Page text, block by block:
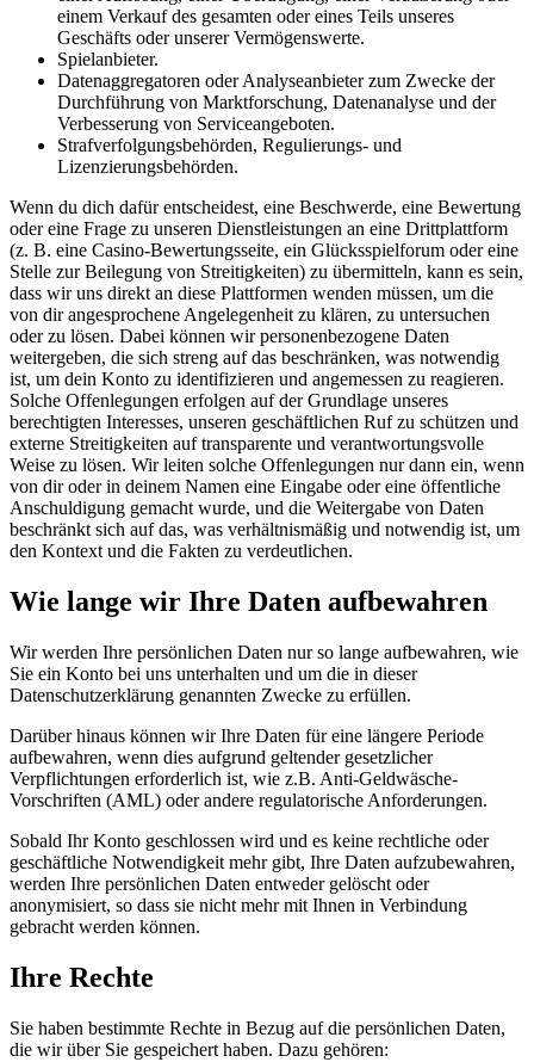
einem Verkauf des gesamten oder eines Teils unseres
Geschäfts oder unserer Vermögenswerte.
Spielanbieter.
Datenaggregatoren oder Analyseanbieter zum Zwecke der
Durchführung von Marktforschung, Datenanalyse und der
Verbesserung von Serviceangeboten.
Strafverfolgungsbehörden, Regulierungs- und
Lizenzierungsbehörden.
Wenn du dich dafür entscheidest, eine Beschwerde, eine Bewertung
oder eine Frage zu unseren Dienstleistungen an eine Drittplattform
(z. B. eine Casino-Bewertungsseite, ein Glücksspielforum oder eine
Stelle zur Beilegung von Streitigkeiten) zu übermitteln, kann es sein,
dass wir uns direkt an diese Plattformen wenden müssen, um die
von dir angesprochene Angelegenheit zu klären, zu untersuchen
oder zu lösen. Dabei können wir personenbezogene Daten
weitergeben, die sich streng auf das beschränken, was notwendig
ist, um dein Konto zu identifizieren und angemessen zu reagieren.
Solche Offenlegungen erfolgen auf der Grundlage unseres
berechtigten Interesses, unseren geschäftlichen Ruf zu schützen und
externe Streitigkeiten auf transparente und verantwortungsvolle
Weise zu lösen. Wir leiten solche Offenlegungen nur dann ein, wenn
von dir oder in deinem Namen eine Eingabe oder eine öffentliche
Anschuldigung gemacht wurde, und die Weitergabe von Daten
beschränkt sich auf das, was verhältnismäßig und notwendig ist, um
den Kontext und die Fakten zu verdeutlichen.
Wie lange wir Ihre Daten aufbewahren
Wir werden Ihre persönlichen Daten nur so lange aufbewahren, wie
Sie ein Konto bei uns unterhalten und um die in dieser
Datenschutzerklärung genannten Zwecke zu erfüllen.
Darüber hinaus können wir Ihre Daten für eine längere Periode
aufbewahren, wenn dies aufgrund geltender gesetzlicher
Verpflichtungen erforderlich ist, wie z.B. Anti-Geldwäsche-
Vorschriften (AML) oder andere regulatorische Anforderungen.
Sobald Ihr Konto geschlossen wird und es keine rechtliche oder
geschäftliche Notwendigkeit mehr gibt, Ihre Daten aufzubewahren,
werden Ihre persönlichen Daten entweder gelöscht oder
anonymisiert, so dass sie nicht mehr mit Ihnen in Verbindung
gebracht werden können.
Ihre Rechte
Sie haben bestimmte Rechte in Bezug auf die persönlichen Daten,
die wir über Sie gespeichert haben. Dazu gehören: